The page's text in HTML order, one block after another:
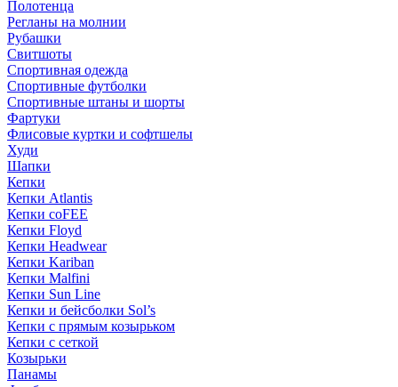
Полотенца
Регланы на молнии
Рубашки
Свитшоты
Спортивная одежда
Спортивные футболки
Спортивные штаны и шорты
Фартуки
Флисовые куртки и софтшелы
Худи
Шапки
Кепки
Кепки Atlantis
Кепки coFEE
Кепки Floyd
Кепки Headwear
Кепки Kariban
Кепки Malfini
Кепки Sun Line
Кепки и бейсболки Sol’s
Кепки с прямым козырьком
Кепки с сеткой
Козырьки
Панамы